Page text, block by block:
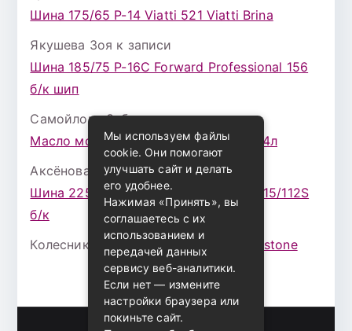
Шина 175/65 Р-14 Viatti 521 Viatti Brina
Якушева Зоя к записи
Шина 185/75 Р-16С Forward Professional 156
б/к шип
Самойлова Забавак записи
Масло моторное ZIC X7 (A+) 10W30 4л
Аксёнова Адельк записи
Шина 225/75 Р-16 Nokian Rotiva HT 115/112S
б/к
Колесникова Аурикак записи Bridgestone
Мы используем файлы
cookie. Они помогают
улучшать сайт и делать
его удобнее.
Нажимая «Принять», вы
соглашаетесь с их
использованием и
передачей данных
сервису веб-аналитики.
Если нет — измените
настройки браузера или
покиньте сайт.